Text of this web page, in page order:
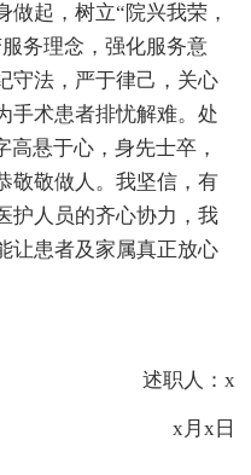
起，树立“院兴我荣，
务理念，强化服务意
守法，严于律己，关心
手术患者排忧解难。处
高悬于心，身先士卒，
敬敬做人。我坚信，有
护人员的齐心协力，我
让患者及家属真正放心
述职人：x
x月x日